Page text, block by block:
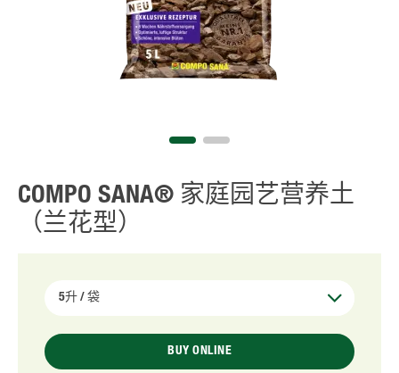
COMPO SANA® 家庭园艺营养土
（兰花型）
BUY ONLINE